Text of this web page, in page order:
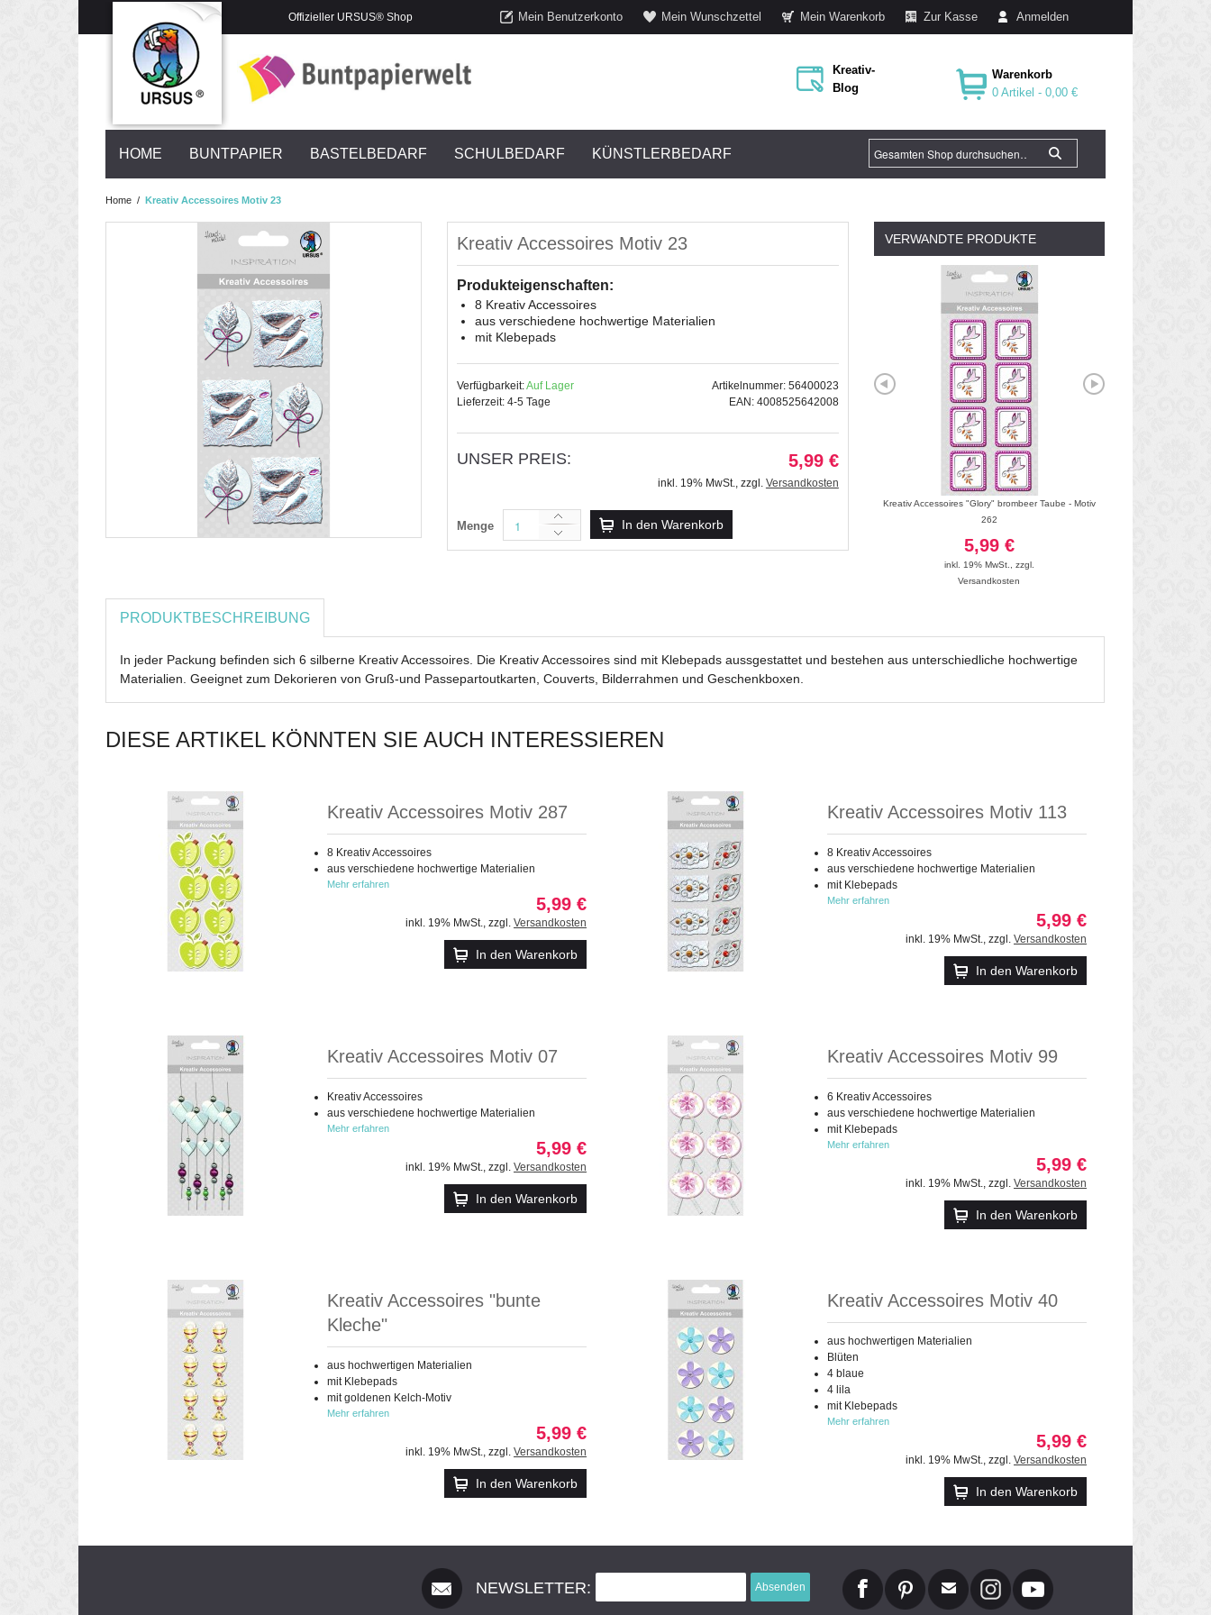
Offizieller URSUS® Shop Mein Benutzerkonto Mein Wunschzettel Mein Warenkorb Zur Kasse Anmelden
Kreativ-
Blog
Warenkorb
0 Artikel -0,00 €
HOME BUNTPAPIER BASTELBEDARF SCHULBEDARF KÜNSTLERBEDARF
Home / Kreativ Accessoires Motiv 23
Kreativ Accessoires Motiv 23
Produkteigenschaften:
8 Kreativ Accessoires
aus verschiedene hochwertige Materialien
mit Klebepads
Verfügbarkeit:Auf Lager
Lieferzeit: 4-5 Tage
Artikelnummer: 56400023
EAN: 4008525642008
UNSER PREIS: 5,99 €
inkl. 19% MwSt., zzgl. Versandkosten
Menge In den Warenkorb
VERWANDTE PRODUKTE
inkl. 19% MwSt.,zzgl.
Kreativ Accessoires "Glory" brombeer Taube - Motiv
262
5,99 €
inkl. 19% MwSt.
zzgl.
Versandkosten
PRODUKTBESCHREIBUNG
In jeder Packung befinden sich 6 silberne Kreativ Accessoires. Die Kreativ Accessoires sind mit Klebepads aussgestattet und bestehen aus unterschiedliche hochwertige
Materialien. Geeignet zum Dekorieren von Gruß-und Passepartoutkarten, Couverts, Bilderrahmen und Geschenkboxen.
DIESE ARTIKEL KÖNNTEN SIE AUCH INTERESSIEREN
Kreativ Accessoires Motiv 287
8 Kreativ Accessoires
aus verschiedene hochwertige Materialien
Mehr erfahren
5,99 €
inkl. 19% MwSt., zzgl. Versandkosten
In den Warenkorb
Kreativ Accessoires Motiv 113
8 Kreativ Accessoires
aus verschiedene hochwertige Materialien
mit Klebepads
Mehr erfahren
5,99 €
inkl. 19% MwSt., zzgl. Versandkosten
In den Warenkorb
Kreativ Accessoires Motiv 07
Kreativ Accessoires
aus verschiedene hochwertige Materialien
Mehr erfahren
5,99 €
inkl. 19% MwSt., zzgl. Versandkosten
In den Warenkorb
Kreativ Accessoires Motiv 99
6 Kreativ Accessoires
aus verschiedene hochwertige Materialien
mit Klebepads
Mehr erfahren
5,99 €
inkl. 19% MwSt., zzgl. Versandkosten
In den Warenkorb
Kreativ Accessoires "bunte
Kleche"
aus hochwertigen Materialien
mit Klebepads
mit goldenen Kelch-Motiv
Mehr erfahren
5,99 €
inkl. 19% MwSt., zzgl. Versandkosten
In den Warenkorb
Kreativ Accessoires Motiv 40
aus hochwertigen Materialien
Blüten
4 blaue
4 lila
mit Klebepads
Mehr erfahren
5,99 €
inkl. 19% MwSt., zzgl. Versandkosten
In den Warenkorb
NEWSLETTER: Absenden